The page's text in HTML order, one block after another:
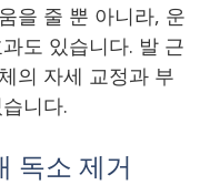
을 줄 뿐 아니라, 운
도 있습니다. 발 근
의 자세 교정과 부
니다.
독소 제거